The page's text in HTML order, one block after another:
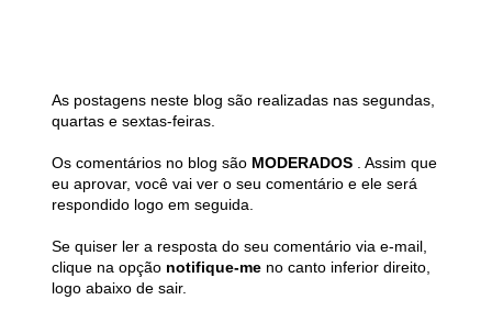
As postagens neste blog são realizadas nas segundas,
quartas e sextas-feiras.
Os comentários no blog são MODERADOS
. Assim que
eu aprovar, você vai ver o seu comentário e ele será
respondido logo em seguida.
Se quiser ler a resposta do seu comentário via e-mail,
clique na opção notifique-me no canto inferior direito,
logo abaixo de sair.